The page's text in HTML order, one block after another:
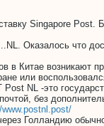
Singapore Post.
Оказалось что
в Китае возникают
или
NL -это
без
www.postnl.post/
Голландию